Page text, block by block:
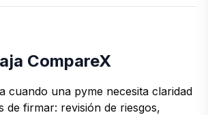
CompareX
cuando una pyme necesita claridad
de firmar: revisión de riesgos,